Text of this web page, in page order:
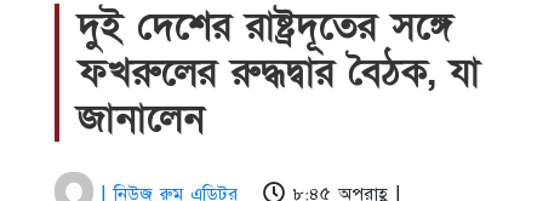
দুই দেশের রাষ্ট্রদূতের সঙ্গে
ফখরুলের রুদ্ধদ্বার বৈঠক, যা
জানালেন
| নিউজ রুম এডিটর
৮:৪৫ অপরাহ্ণ |